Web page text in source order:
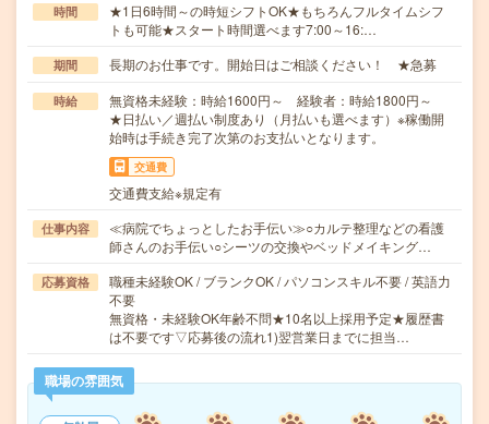
時間
★1日6時間～の時短シフトOK★もちろんフルタイムシフ
トも可能★スタート時間選べます7:00～16:…
期間 長期のお仕事です。開始日はご相談ください！ ★急募
時給
無資格未経験：時給1600円～ 経験者：時給1800円～
★日払い／週払い制度あり（月払いも選べます）※稼働開
始時は手続き完了次第のお支払いとなります。
交通費
交通費支給※規定有
仕事内容
≪病院でちょっとしたお手伝い≫○カルテ整理などの看護
師さんのお手伝い○シーツの交換やベッドメイキング…
応募資格
職種未経験OK / ブランクOK / パソコンスキル不要 / 英語力
不要
無資格・未経験OK年齢不問★10名以上採用予定★履歴書
は不要です▽応募後の流れ1)翌営業日までに担当…
職場の雰囲気